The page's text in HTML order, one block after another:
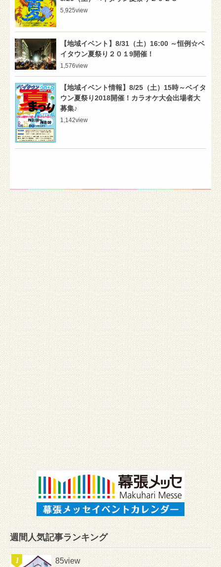
5,925view
【地域イベント】8/31（土）16:00 ～恒例☆ベ
イタウン夏祭り２０１9開催！
1,576view
【地域イベント情報】8/25（土）15時～ベイタ
ウン夏祭り2018開催！カラオケ大会出場者大
募集♪
1,142view
週間人気記事ランキング
85view